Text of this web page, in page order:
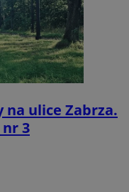
na ulice Zabrza.
3